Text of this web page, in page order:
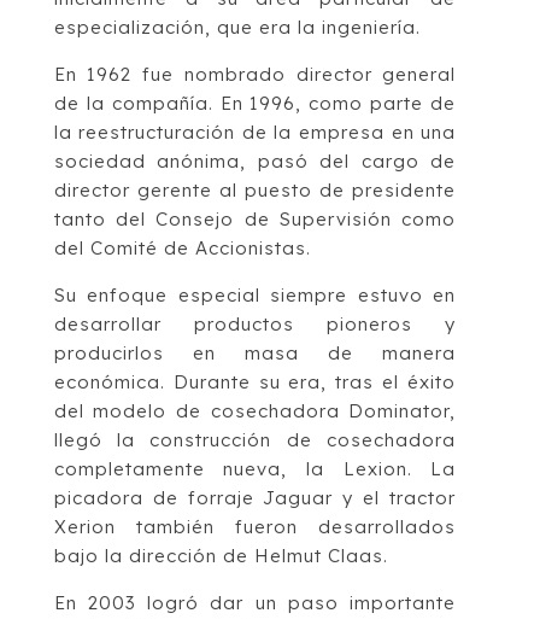
especialización, que era la ingeniería.
En 1962 fue nombrado director general
de la compañía. En 1996, como parte de
la reestructuración de la empresa en una
sociedad anónima, pasó del cargo de
director gerente al puesto de presidente
tanto del Consejo de Supervisión como
del Comité de Accionistas.
Su enfoque especial siempre estuvo en
desarrollar productos pioneros y
producirlos en masa de manera
económica. Durante su era, tras el éxito
del modelo de cosechadora Dominator,
llegó la construcción de cosechadora
completamente nueva, la Lexion. La
picadora de forraje Jaguar y el tractor
Xerion también fueron desarrollados
bajo la dirección de Helmut Claas.
En 2003 logró dar un paso importante